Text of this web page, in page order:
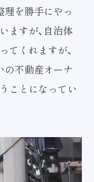
理を勝手にやっ
ますが、自治体
てくれますが、
の不動産オーナ
ことになってい